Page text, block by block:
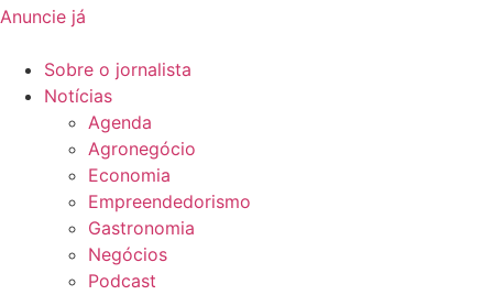
Anuncie já
Sobre o jornalista
Notícias
Agenda
Agronegócio
Economia
Empreendedorismo
Gastronomia
Negócios
Podcast